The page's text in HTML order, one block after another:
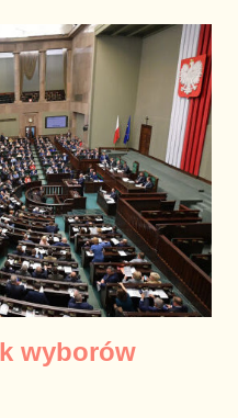
wyborów